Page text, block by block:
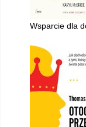
Wsparcie dla